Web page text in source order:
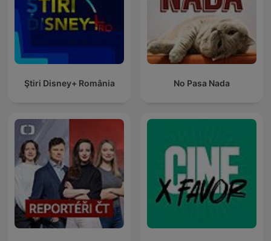
Ştiri Disney+ România No Pasa Nada